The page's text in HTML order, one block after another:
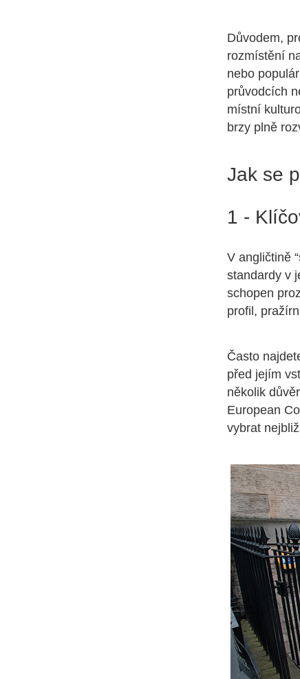
Důvodem,
rozmístění
nebo
průvodcích
místní
brzy plně
Jak se
1 -
V angličtině
standardy v
schopen
profil,
Často
před jejím
několik
European
vybrat